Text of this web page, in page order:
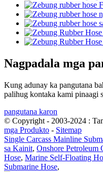
Nagpadala mga
Kung adunay ka pangutana
palihug kontaka kami pinaagi
pangutana karon
© Copyright - 2003-2024 :
mga Produkto - Sitemap
Single Carcass Mainline
sa Kainit, Onshore
Hose, Marine Self-Floating
Submarine Hose,